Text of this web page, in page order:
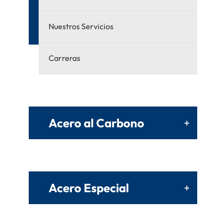
Nuestros Servicios
Carreras
Acero al Carbono +
Acero Especial +